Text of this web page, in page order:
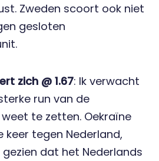
Zweden scoort ook niet
gesloten
zich @ 1.67: Ik verwacht
run van de
te zetten. Oekraïne
tegen Nederland,
dat het Nederlands